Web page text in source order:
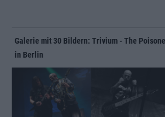
Galerie mit 30 Bildern: Trivium - The
in Berlin